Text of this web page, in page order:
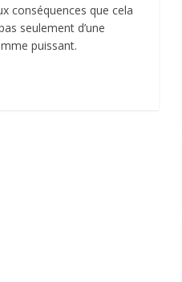
conséquences que cela
seulement d’une
puissant.